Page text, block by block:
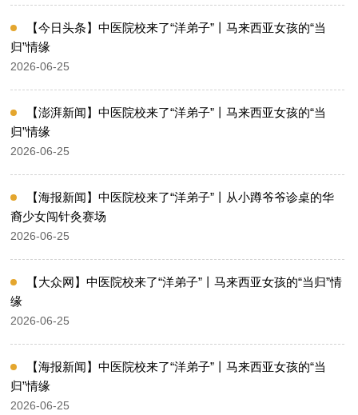
【今日头条】中医院校来了“洋弟子”丨马来西亚女孩的“当
归”情缘
2026-06-25
【澎湃新闻】中医院校来了“洋弟子”丨马来西亚女孩的“当
归”情缘
2026-06-25
【海报新闻】中医院校来了“洋弟子”丨从小蹲爷爷诊桌的华
裔少女闯针灸赛场
2026-06-25
【大众网】中医院校来了“洋弟子”丨马来西亚女孩的“当归”情
缘
2026-06-25
【海报新闻】中医院校来了“洋弟子”丨马来西亚女孩的“当
归”情缘
2026-06-25